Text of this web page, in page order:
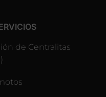
de Centralitas